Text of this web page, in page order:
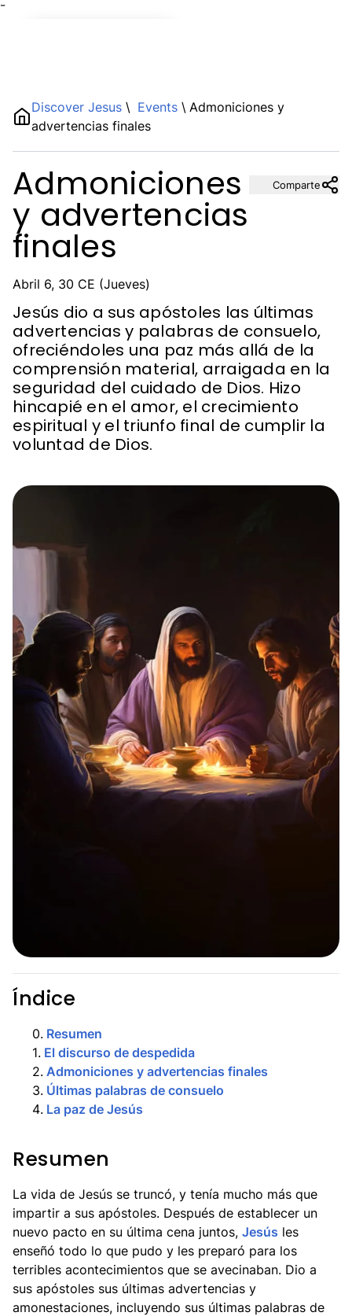
¯
Discover Jesus \ Events \ Admoniciones y
advertencias finales
Admoniciones
y advertencias
finales
Abril 6, 30 CE (Jueves)
Jesús dio a sus apóstoles las últimas
advertencias y palabras de consuelo,
ofreciéndoles una paz más allá de la
comprensión material, arraigada en la
seguridad del cuidado de Dios. Hizo
hincapié en el amor, el crecimiento
espiritual y el triunfo final de cumplir la
voluntad de Dios.
Comparte
Índice
0. Resumen
1. El discurso de despedida
2. Admoniciones y advertencias finales
3. Últimas palabras de consuelo
4. La paz de Jesús
Resumen
La vida de Jesús se truncó, y tenía mucho más que
impartir a sus apóstoles. Después de establecer un
nuevo pacto en su última cena juntos, Jesús les
enseñó todo lo que pudo y les preparó para los
terribles acontecimientos que se avecinaban. Dio a
sus apóstoles sus últimas advertencias y
amonestaciones, incluyendo sus últimas palabras de
Description